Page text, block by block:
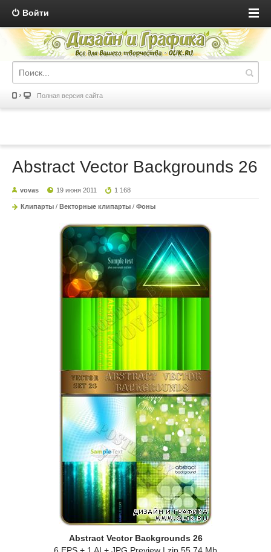
Войти
Полная версия сайта
Abstract Vector Backgrounds 26
vovas 19 июня 2011 1 168
Клипарты / Векторные клипарты / Фоны
Abstract Vector Backgrounds 26